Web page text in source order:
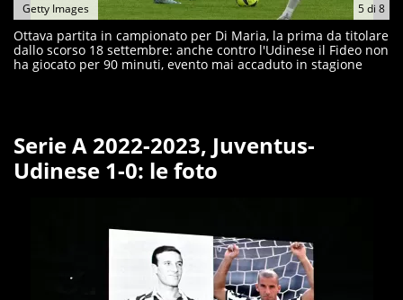
5di 8
Getty Images
Ottava partita in campionato per Di Maria, la prima da titolare
dallo scorso 18 settembre: anche contro l'Udinese il Fideo non
ha giocato per 90 minuti, evento mai accaduto in stagione
Serie A 2022-2023, Juventus-
Udinese 1-0: le foto